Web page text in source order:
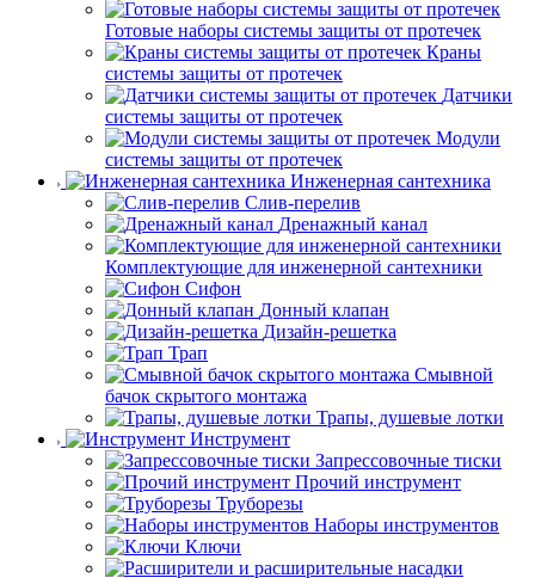
Готовые наборы системы защиты от протечек
Краны
системы защиты от протечек
Датчики
системы защиты от протечек
Модули
системы защиты от протечек
Инженерная сантехника
Слив-перелив
Дренажный канал
Комплектующие для инженерной сантехники
Сифон
Донный клапан
Дизайн-решетка
Трап
Смывной
бачок скрытого монтажа
Трапы, душевые лотки
Инструмент
Запрессовочные тиски
Прочий инструмент
Труборезы
Наборы инструментов
Ключи